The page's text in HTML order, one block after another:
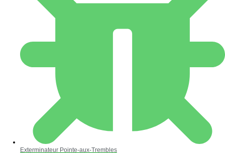
Exterminateur Pointe-aux-Trembles